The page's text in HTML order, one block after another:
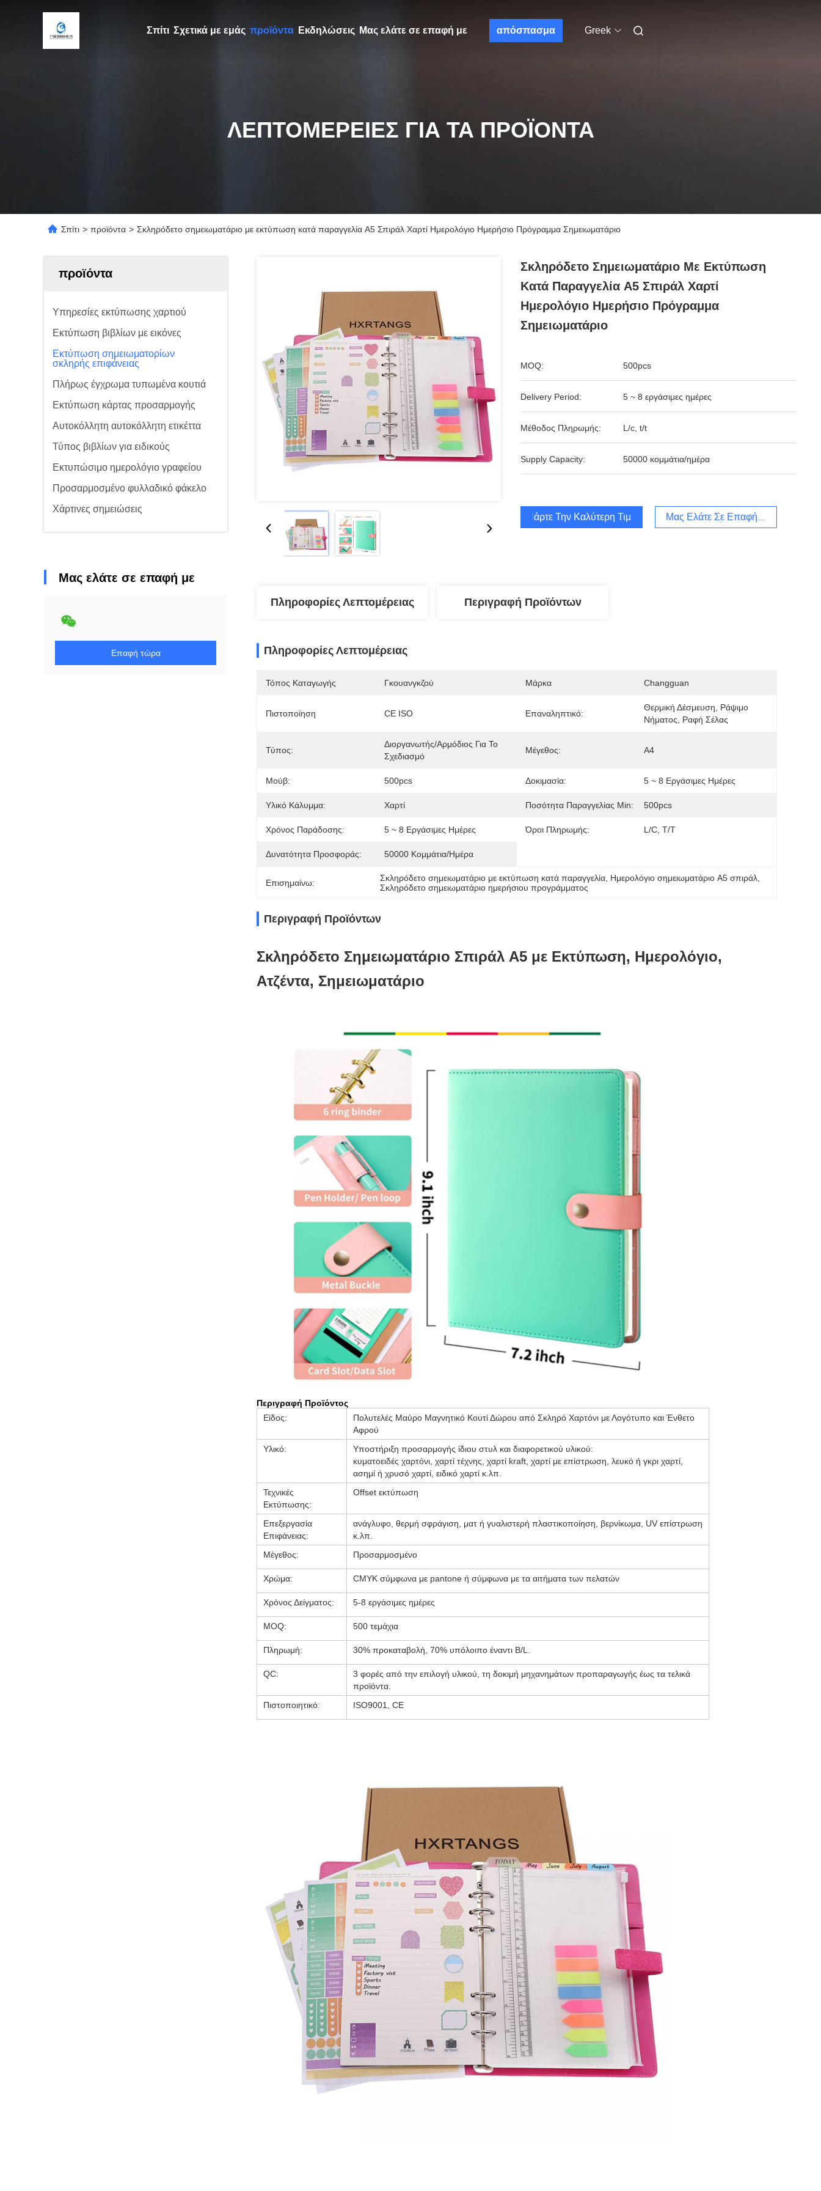
Σπίτι Σχετικά με εμάς προϊόντα Εκδηλώσεις Μας ελάτε σε επαφή με απόσπασμα Greek
ΛΕΠΤΟΜΈΡΕΙΕΣ ΓΙΑ ΤΑ ΠΡΟΪΌΝΤΑ
Σπίτι > προϊόντα > Σκληρόδετο σημειωματάριο με εκτύπωση κατά παραγγελία A5 Σπιράλ Χαρτί Ημερολόγιο Ημερήσιο Πρόγραμμα Σημειωματάριο
προϊόντα
Υπηρεσίες εκτύπωσης χαρτιού
Εκτύπωση βιβλίων με εικόνες
Εκτύπωση σημειωματορίων
σκληρής επιφάνειας
Πλήρως έγχρωμα τυπωμένα κουτιά
Εκτύπωση κάρτας προσαρμογής
Αυτοκόλλητη αυτοκόλλητη ετικέττα
Τύπος βιβλίων για ειδικούς
Εκτυπώσιμο ημερολόγιο γραφείου
Προσαρμοσμένο φυλλαδικό φάκελο
Χάρτινες σημειώσεις
Μας ελάτε σε επαφή με
Επαφή τώρα
Σκληρόδετο Σημειωματάριο Με Εκτύπωση
Κατά Παραγγελία A5 Σπιράλ Χαρτί
Ημερολόγιο Ημερήσιο Πρόγραμμα
Σημειωματάριο
MOQ: 500pcs
Delivery Period: 5 ~ 8 εργάσιμες ημέρες
Μέθοδος Πληρωμής: L/c, t/t
Supply Capacity: 50000 κομμάτια/ημέρα
Πάρτε Την Καλύτερη Τιμή Μας Ελάτε Σε Επαφή Με
Πληροφορίες Λεπτομέρειας Περιγραφή Προϊόντων
Πληροφορίες Λεπτομέρειας
Τόπος Καταγωγής Γκουανγκζού Μάρκα Changguan
Πιστοποίηση CE ISO Επαναληπτικό:
Θερμική Δέσμευση, Ράψιμο
Νήματος, Ραφή Σέλας
Τύπος:
Διοργανωτής/αρμόδιος Για Το
Σχεδιασμό
Μέγεθος: Α4
Μούβ: 500pcs Δοκιμασία: 5 ~ 8 Εργάσιμες Ημέρες
Υλικό Κάλυμμα: Χαρτί Ποσότητα Παραγγελίας Min: 500pcs
Χρόνος Παράδοσης: 5 ~ 8 Εργάσιμες Ημέρες Όροι Πληρωμής: L/c, T/t
Δυνατότητα Προσφοράς: 50000 Κομμάτια/ημέρα
Επισημαίνω: Σκληρόδετο σημειωματάριο με εκτύπωση κατά παραγγελία Ημερολόγιο σημειωματάριο A5 σπιράλ
Σκληρόδετο σημειωματάριο ημερήσιου προγράμματος
Περιγραφή Προϊόντων
Σκληρόδετο Σημειωματάριο Σπιράλ A5 με Εκτύπωση, Ημερολόγιο,
Ατζέντα, Σημειωματάριο
Περιγραφή Προϊόντος
Είδος:
Πολυτελές Μαύρο Μαγνητικό Κουτί Δώρου από Σκληρό Χαρτόνι με Λογότυπο και Ένθετο
Αφρού
Υλικό:
Υποστήριξη προσαρμογής ίδιου στυλ και διαφορετικού υλικού:
κυματοειδές χαρτόνι, χαρτί τέχνης, χαρτί kraft, χαρτί με επίστρωση, λευκό ή γκρι χαρτί,
ασημί ή χρυσό χαρτί, ειδικό χαρτί κ.λπ.
Τεχνικές
Εκτύπωσης:
Offset εκτύπωση
Επεξεργασία
Επιφάνειας:
ανάγλυφο, θερμή σφράγιση, ματ ή γυαλιστερή πλαστικοποίηση, βερνίκωμα, UV επίστρωση
κ.λπ.
Μέγεθος:
Προσαρμοσμένο
Χρώμα: CMYK σύμφωνα με pantone ή σύμφωνα με τα αιτήματα των πελατών
Χρόνος Δείγματος: 5-8 εργάσιμες ημέρες
MOQ: 500 τεμάχια
Πληρωμή: 30% προκαταβολή, 70% υπόλοιπο έναντι B/L.
QC:
3 φορές από την επιλογή υλικού, τη δοκιμή μηχανημάτων προπαραγωγής έως τα τελικά
προϊόντα.
Πιστοποιητικό:
ISO9001, CE